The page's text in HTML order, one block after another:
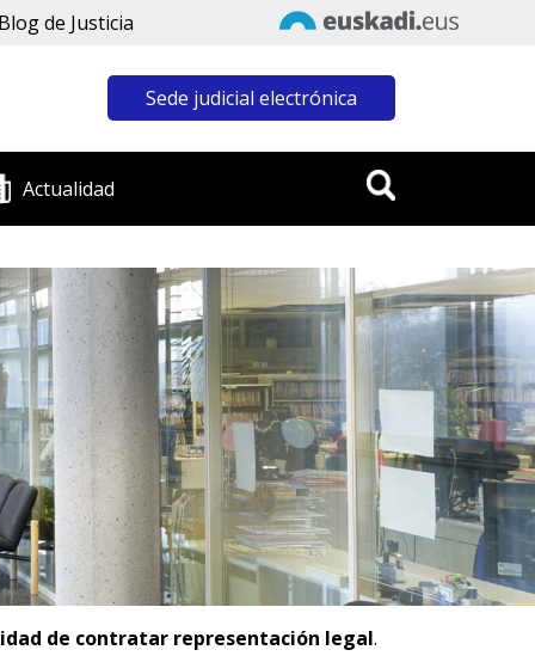
Blog de Justicia
Sede judicial electrónica
Actualidad
de contratar representación legal.